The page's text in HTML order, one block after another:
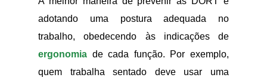
adotando uma postura adequada no
trabalho, obedecendo às indicações de
ergonomia de cada função. Por exemplo,
quem trabalha sentado deve usar uma